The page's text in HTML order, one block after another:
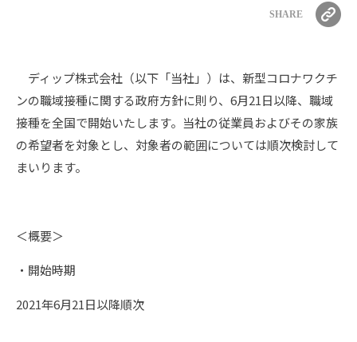
SHARE
ディップ株式会社（以下「当社」）は、新型コロナワクチ
ンの職域接種に関する政府方針に則り、6月21日以降、職域
接種を全国で開始いたします。当社の従業員およびその家族
の希望者を対象とし、対象者の範囲については順次検討して
まいります。
＜概要＞
・開始時期
2021年6月21日以降順次